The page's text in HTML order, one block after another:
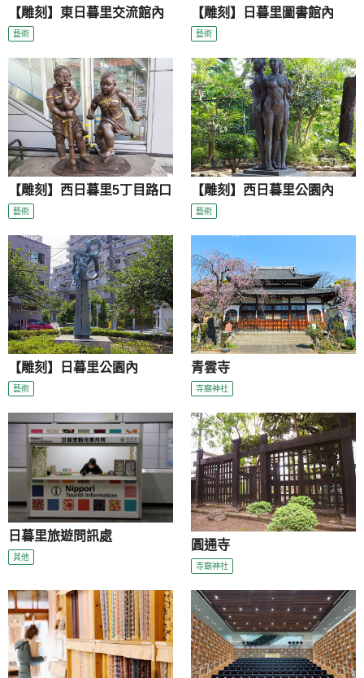
【雕刻】東日暮里交流館內
藝術
【雕刻】日暮里圖書館內
藝術
【雕刻】西日暮里5丁目路口
藝術
【雕刻】西日暮里公園內
藝術
【雕刻】日暮里公園內
藝術
青雲寺
寺廟神社
日暮里旅遊問訊處
其他
圓通寺
寺廟神社